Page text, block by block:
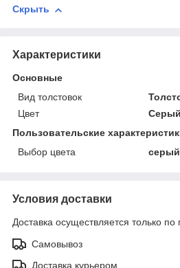
Скрыть
Характеристики
Основные
Вид толстовок
Цвет
Серый
Пользовательские
Выбор цвета
Условия доставки
Доставка осуществляется только по
Самовывоз
Доставка курьером